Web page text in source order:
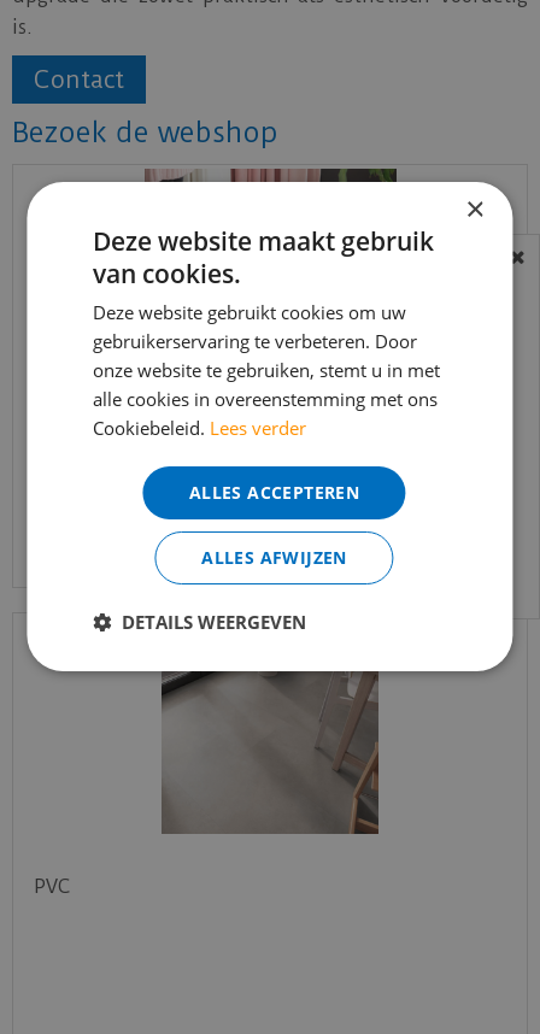
is.
Contact
Bezoek de webshop
Laminaat
PVC
BEREIKBAARHEID
In verband met de vakantie periode zijn wij
t/m 14 augustus telefonisch helaas niet
bereikbaar.
Bestelling worden uiteraard verwerkt
echter iets minder snel dan wat je van ons
gewend bent.
Voor vragen kan je ons bereiken via
info@merkvloerenwinkel.nl
×
Deze website maakt gebruik
van cookies.
Deze website gebruikt cookies om uw
gebruikerservaring te verbeteren. Door
onze website te gebruiken, stemt u in met
alle cookies in overeenstemming met ons
Cookiebeleid. Lees verder
ALLES ACCEPTEREN
ALLES AFWIJZEN
DETAILS WEERGEVEN